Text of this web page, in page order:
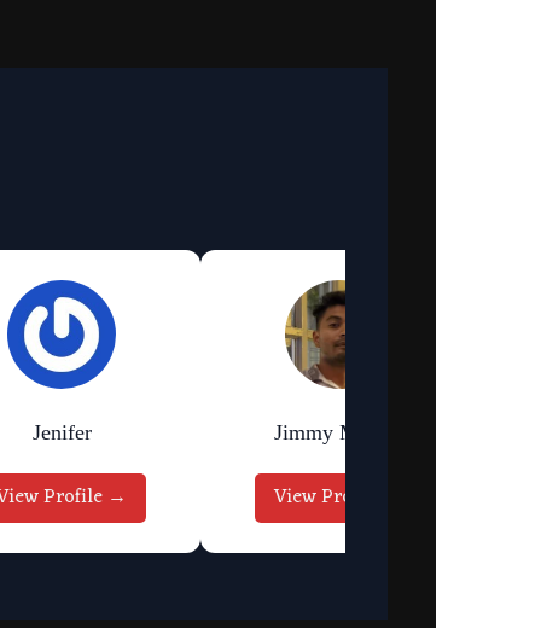
Jenifer
Profile →
Jimmy Murmu
View Profile →